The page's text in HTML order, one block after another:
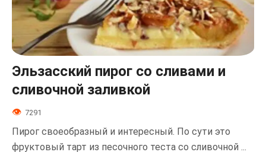
Эльзасский пирог со сливами и
сливочной заливкой
7291
Пирог своеобразный и интересный. По сути это
фруктовый тарт из песочного теста со сливочной ...